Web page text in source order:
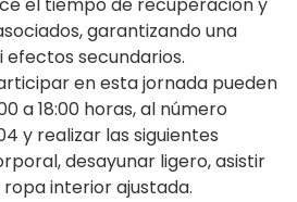
garantizando una
secundarios.
en esta jornada pueden
a 18:00 horas, al número
y realizar las siguientes
desayunar ligero, asistir
interior ajustada.